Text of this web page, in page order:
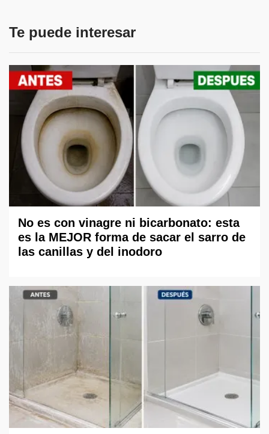
Te puede interesar
No es con vinagre ni bicarbonato: esta
es la MEJOR forma de sacar el sarro de
las canillas y del inodoro